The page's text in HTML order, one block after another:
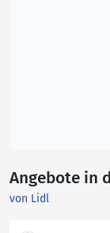
Angebote in
von Lidl